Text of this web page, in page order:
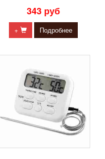
343 руб
+ Подробнее